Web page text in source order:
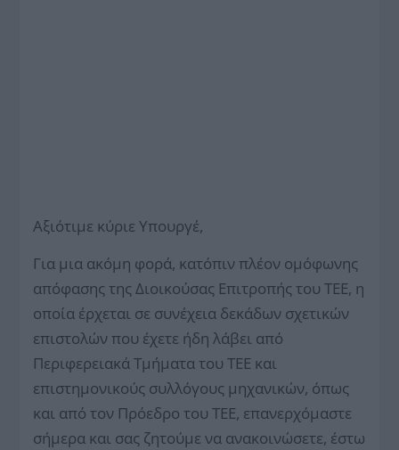
Αξιότιμε κύριε Υπουργέ,
Για μια ακόμη φορά, κατόπιν πλέον ομόφωνης
απόφασης της Διοικούσας Επιτροπής του ΤΕΕ, η
οποία έρχεται σε συνέχεια δεκάδων σχετικών
επιστολών που έχετε ήδη λάβει από
Περιφερειακά Τμήματα του ΤΕΕ και
επιστημονικούς συλλόγους μηχανικών, όπως
και από τον Πρόεδρο του ΤΕΕ, επανερχόμαστε
σήμερα και σας ζητούμε να ανακοινώσετε, έστω